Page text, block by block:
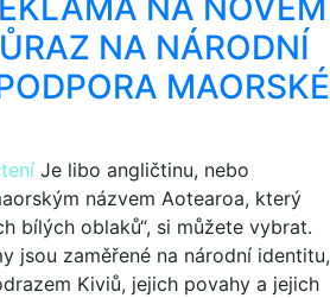
NA NOVÉM
NA NÁRODNÍ
MAORSKÉ
Je libo angličtinu, nebo
názvem Aotearoa, který
bílých oblaků“, si můžete vybrat.
jsou zaměřené na národní identitu,
Kiviů, jejich povahy a jejich